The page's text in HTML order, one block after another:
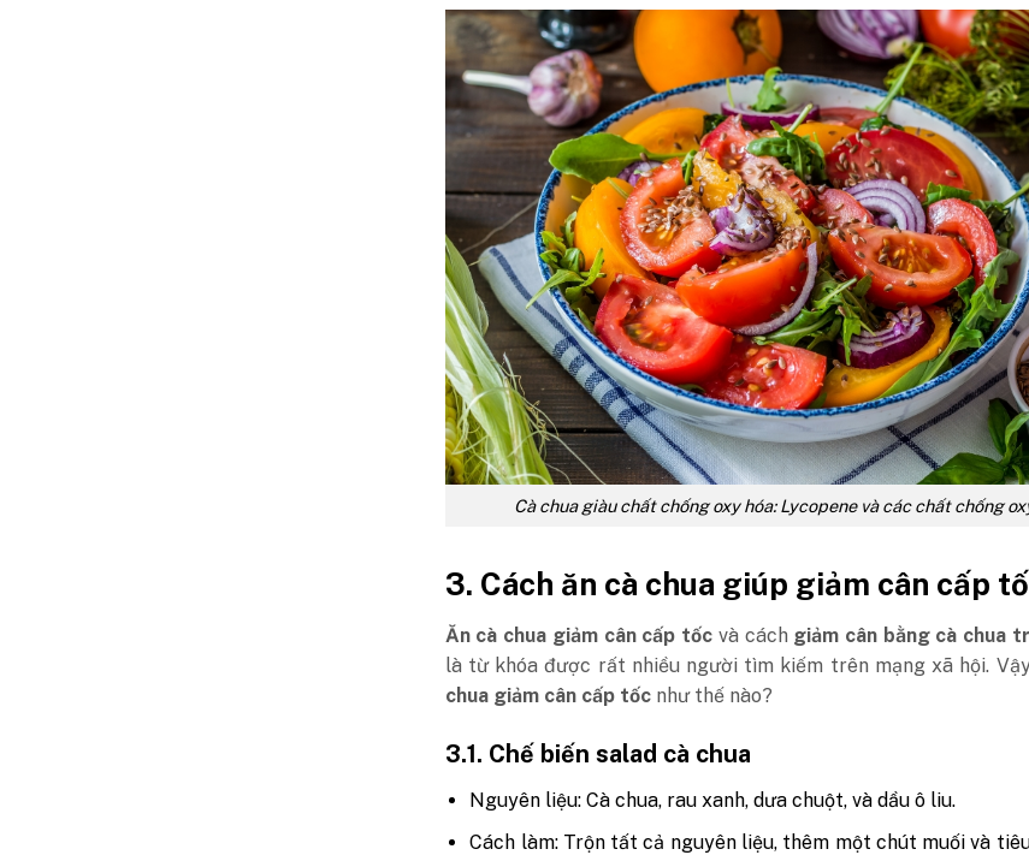
Cà chua giàu chất chống oxy hóa: Lycopene và các chất chống
3. Cách ăn cà chua giúp giảm cân cấp
Ăn cà chua giảm cân cấp tốc và cáchgiảm cân bằng cà chua
là từ khóa được rất nhiều người tìm kiếm trên mạng xã hội.
chua giảm cân cấp tốc như thế nào?
3.1. Chế biến salad cà chua
Nguyên liệu: Cà chua, rau xanh, dưa chuột, và dầu ô liu.
Cách làm: Trộn tất cả nguyên liệu, thêm một chút muối và